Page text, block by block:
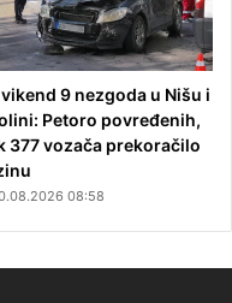
vikend 9 nezgoda u Nišu i
Petoro povređenih,
377 vozača prekoračilo
08:58